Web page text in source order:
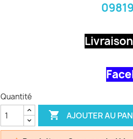
Quantité
 AJOUTER AU